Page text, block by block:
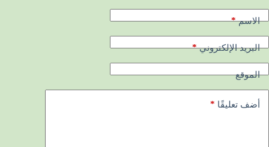
الاسم*
البريد الإلكتروني*
الموقع
أضف تعليقًا *